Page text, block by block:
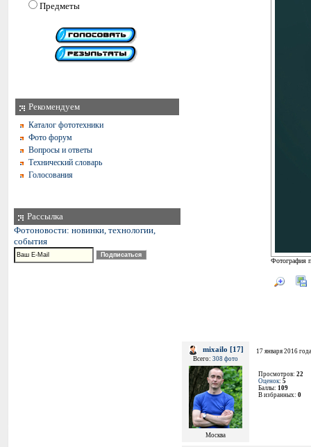
Предметы
Рекомендуем
Каталог фототехники
Фото форум
Вопросы и ответы
Технический словарь
Голосования
Рассылка
Фотоновости: новинки, технологии,
события
Фотография
mixailo [17]
Всего: 308 фото
Москва
17 января 2016
Просмотров: 22
Оценок: 5
Баллы: 109
В избранных: 0